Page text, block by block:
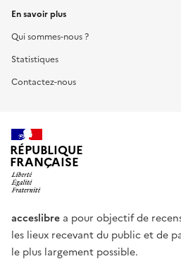
En savoir plus
Qui sommes-nous ?
Statistiques
Contactez-nous
RÉPUBLIQUE
FRANÇAISE
acceslibre a pour objectif de
les lieux recevant du public et de
le plus largement possible.